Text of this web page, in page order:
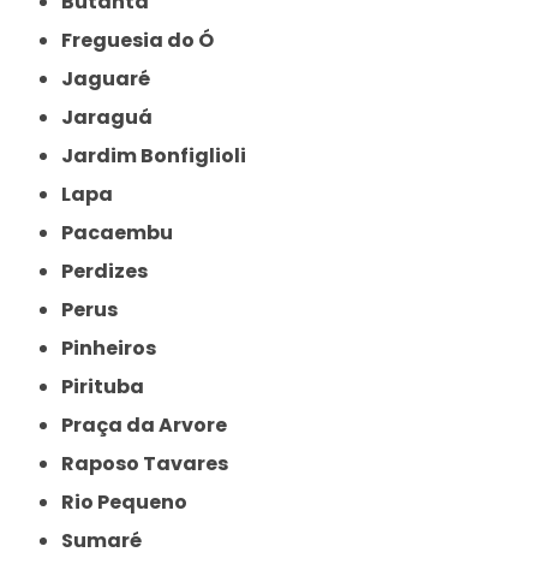
Freguesia do Ó
Jaguaré
Jaraguá
Jardim Bonfiglioli
Lapa
Pacaembu
Perdizes
Perus
Pinheiros
Pirituba
Praça da Arvore
Raposo Tavares
Rio Pequeno
Sumaré